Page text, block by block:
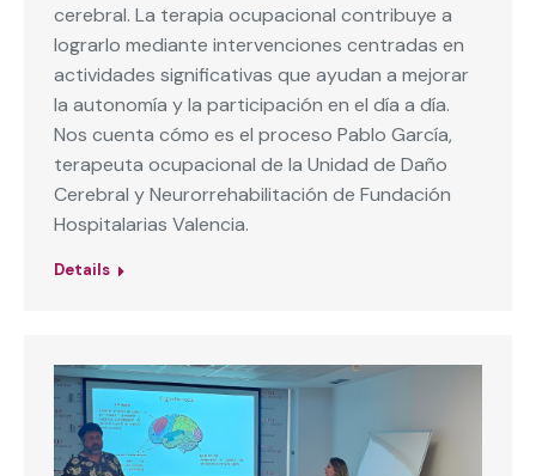
cerebral. La terapia ocupacional contribuye a
lograrlo mediante intervenciones centradas en
actividades significativas que ayudan a mejorar
la autonomía y la participación en el día a día.
Nos cuenta cómo es el proceso Pablo García,
terapeuta ocupacional de la Unidad de Daño
Cerebral y Neurorrehabilitación de Fundación
Hospitalarias Valencia.
Details